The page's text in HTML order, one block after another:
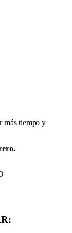
más tiempo y